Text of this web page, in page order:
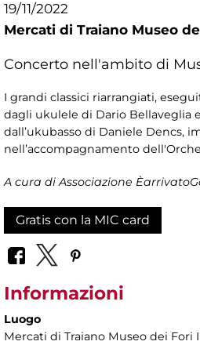
19/11/2022
Mercati di Traiano Museo
Concerto nell'ambito di
I grandi classici riarrangiati,
dagli ukulele di Dario Bellaveglia
dall’ukubasso di Daniele Dencs,
nell’accompagnamento
A cura di Associazione
Gratis con la MIC card
Informazioni
Luogo
Mercati di Traiano Museo dei Fori